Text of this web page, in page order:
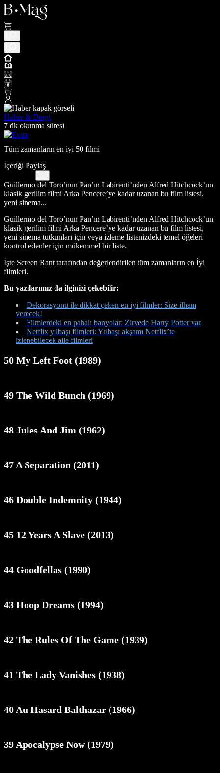
Haber & Dergi
7 dk okunma süresi
Tüm zamanların en iyi 50 filmi
İçeriği Paylaş
Guillermo del Toro’nun Pan’ın Labirenti’nden Alfred Hitchcock’un
klasik gerilim filmi Arka Pencere’ye kadar uzanan bu film listesi,
yeni sinema...
Guillermo del Toro’nun Pan’ın Labirenti’nden Alfred Hitchcock’un
klasik gerilim filmi Arka Pencere’ye kadar uzanan bu film listesi,
yeni sinema tutkunları için veya izleme listenizdeki temel öğeleri
kontrol edenler için mükemmel bir liste.
İşte Screen Rant tarafından değerlendirilen tüm zamanların en İyi
filmleri.
Bu yazılarımız da ilginizi çekebilir:
Dekorasyonu ile dikkat çeken en iyi filmler: Size ilham
verecek!
Filmlerdeki en pahalı banyolar: Zirvede Harry Potter var
Netflix yılbaşı filmleri: Yılbaşı akşamı Netflix’te
izlenebilecek aile filmleri
50 My Left Foot (1989)
49 The Wild Bunch (1969)
48 Jules And Jim (1962)
47 A Separation (2011)
46 Double Indemnity (1944)
45 12 Years A Slave (2013)
44 Goodfellas (1990)
43 Hoop Dreams (1994)
42 The Rules Of The Game (1939)
41 The Lady Vanishes (1938)
40 Au Hasard Balthazar (1966)
39 Apocalypse Now (1979)